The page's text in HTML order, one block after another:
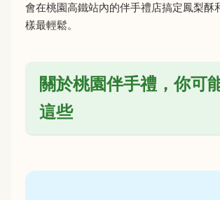
會在桃園高鐵站內的伴手禮店搞定鳳梨酥
樣最輕鬆。
關於桃園伴手禮，你可
這些